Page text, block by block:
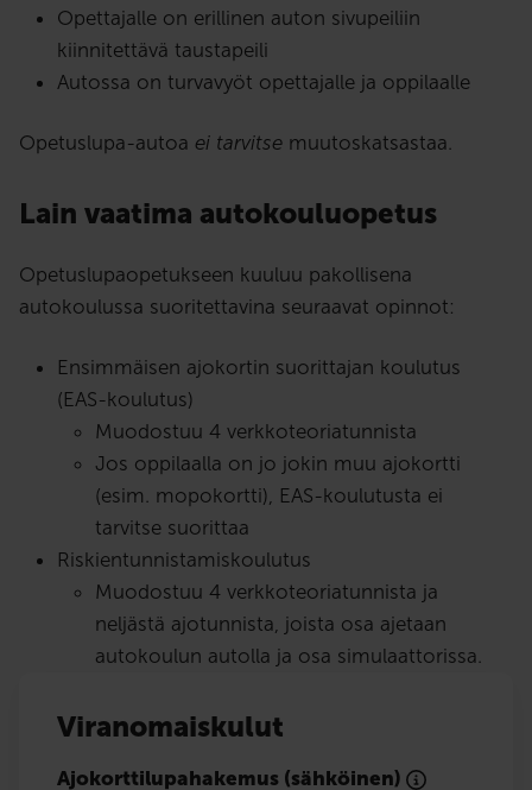
Opettajalle on erillinen auton sivupeiliin
kiinnitettävä taustapeili
Autossa on turvavyöt opettajalle ja oppilaalle
Opetuslupa-autoa ei tarvitse muutoskatsastaa.
Lain vaatima autokouluopetus
Opetuslupaopetukseen kuuluu pakollisena
autokoulussa suoritettavina seuraavat opinnot:
Ensimmäisen ajokortin suorittajan koulutus
(EAS-koulutus)
Muodostuu 4 verkkoteoriatunnista
Jos oppilaalla on jo jokin muu ajokortti
(esim. mopokortti), EAS-koulutusta ei
tarvitse suorittaa
Riskientunnistamiskoulutus
Muodostuu 4 verkkoteoriatunnista ja
neljästä ajotunnista, joista osa ajetaan
autokoulun autolla ja osa simulaattorissa.
Viranomaiskulut
Ajokorttilupahakemus (sähköinen)